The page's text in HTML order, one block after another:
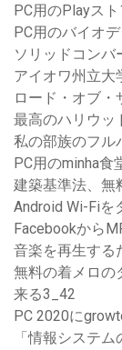
PC用のPlayス
PC用のバイオ
ソリッドコンバ
アイオワ州立大
ロード・オブ
最高のハリウッ
私の部族のフル
PC用のminha食
建築基準法、無
Android Wi-Fiを
Facebookから
音楽を再生する
無料の着メロの
来る3_42
PC 2020に
「情報システ